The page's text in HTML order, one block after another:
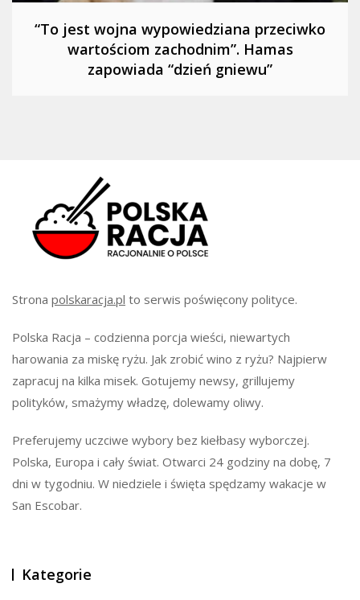
“To jest wojna wypowiedziana przeciwko
wartościom zachodnim”. Hamas
zapowiada “dzień gniewu”
Strona polskaracja.pl to serwis poświęcony polityce.
Polska Racja – codzienna porcja wieści, niewartych
harowania za miskę ryżu. Jak zrobić wino z ryżu? Najpierw
zapracuj na kilka misek. Gotujemy newsy, grillujemy
polityków, smażymy władzę, dolewamy oliwy.
Preferujemy uczciwe wybory bez kiełbasy wyborczej.
Polska, Europa i cały świat. Otwarci 24 godziny na dobę, 7
dni w tygodniu. W niedziele i święta spędzamy wakacje w
San Escobar.
Kategorie